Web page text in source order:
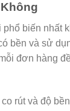
phổ biến nhất
bền và sử
đơn hàng
rút và độ